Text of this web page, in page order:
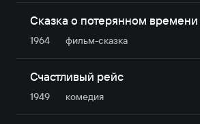
Сказка о потерянном времени
1964 фильм-сказка
Счастливый рейс
1949 комедия